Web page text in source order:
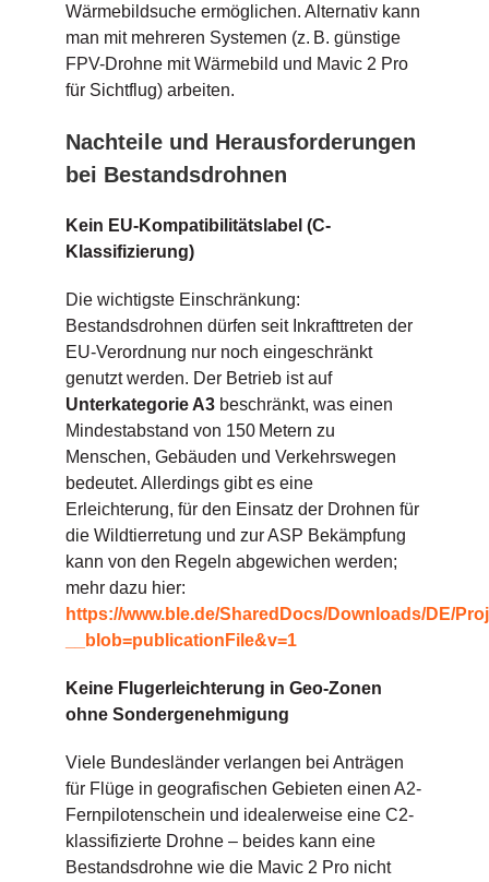
Wärmebildsuche ermöglichen. Alternativ kann
man mit mehreren Systemen (z. B. günstige
FPV-Drohne mit Wärmebild und Mavic 2 Pro
für Sichtflug) arbeiten.
Nachteile und Herausforderungen
bei Bestandsdrohnen
Kein EU-Kompatibilitätslabel (C-
Klassifizierung)
Die wichtigste Einschränkung:
Bestandsdrohnen dürfen seit Inkrafttreten der
EU-Verordnung nur noch eingeschränkt
genutzt werden. Der Betrieb ist auf
Unterkategorie A3beschränkt, was einen
Mindestabstand von 150 Metern zu
Menschen, Gebäuden und Verkehrswegen
bedeutet. Allerdings gibt es eine
Erleichterung, für den Einsatz der Drohnen für
die Wildtierretung und zur ASP Bekämpfung
kann von den Regeln abgewichen werden;
mehr dazu hier:
https://www.ble.de/SharedDocs/Downloads/DE/
__blob=publicationFile&v=1
Keine Flugerleichterung in Geo-Zonen
ohne Sondergenehmigung
Viele Bundesländer verlangen bei Anträgen
für Flüge in geografischen Gebieten einen A2-
Fernpilotenschein und idealerweise eine C2-
klassifizierte Drohne – beides kann eine
Bestandsdrohne wie die Mavic 2 Pro nicht